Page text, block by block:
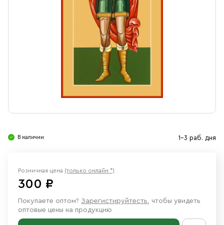
В наличии 1-3 раб. дня
Розничная цена (только онлайн *)
300 ₽
Покупаете оптом? Зарегистируйтесть, чтобы увидеть
оптовые цены на продукцию